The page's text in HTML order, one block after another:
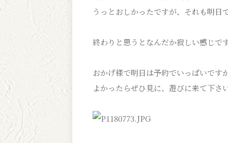
うっとおしかったですが、それも明日
終わりと思うとなんだか寂しい感じです
おかげ様で明日は予約でいっぱいです
よかったらぜひ見に、遊びに来て下さい